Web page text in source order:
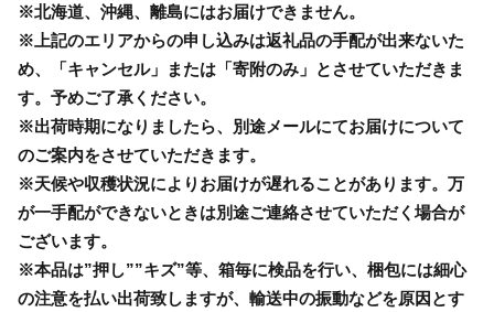
※北海道、沖縄、離島にはお届けできません。
※上記のエリアからの申し込みは返礼品の手配が出来ないた
め、「キャンセル」または「寄附のみ」とさせていただきま
す。予めご了承ください。
※出荷時期になりましたら、別途メールにてお届けについて
のご案内をさせていただきます。
※天候や収穫状況によりお届けが遅れることがあります。万
が一手配ができないときは別途ご連絡させていただく場合が
ございます。
※本品は”押し””キズ”等、箱毎に検品を行い、梱包には細心
の注意を払い出荷致しますが、輸送中の振動などを原因とす